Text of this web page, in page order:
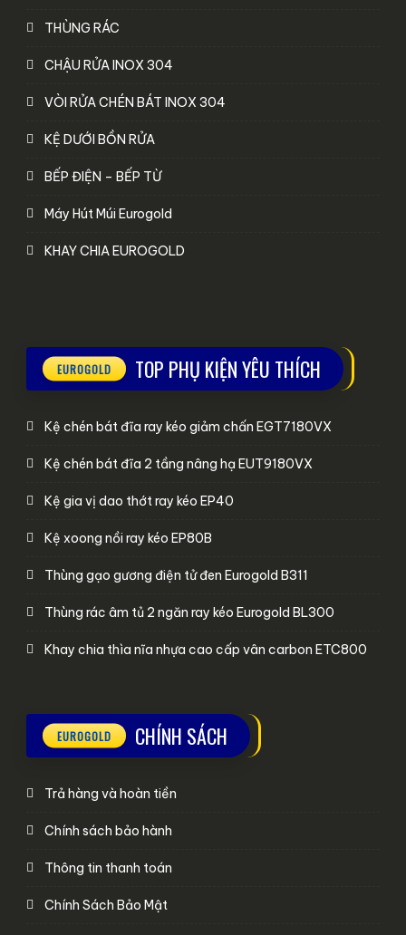
THÙNG RÁC
CHẬU RỬA INOX 304
VÒI RỬA CHÉN BÁT INOX 304
KỆ DƯỚI BỒN RỬA
BẾP ĐIỆN – BẾP TỪ
Máy Hút Múi Eurogold
KHAY CHIA EUROGOLD
TOP PHỤ KIỆN YÊU THÍCH
Kệ chén bát đĩa ray kéo giảm chấn EGT7180VX
Kệ chén bát đĩa 2 tầng nâng hạ EUT9180VX
Kệ gia vị dao thớt ray kéo EP40
Kệ xoong nồi ray kéo EP80B
Thùng gạo gương điện tử đen Eurogold B311
Thùng rác âm tủ 2 ngăn ray kéo Eurogold BL300
Khay chia thìa nĩa nhựa cao cấp vân carbon ETC800
CHÍNH SÁCH
Trả hàng và hoàn tiền
Chính sách bảo hành
Thông tin thanh toán
Chính Sách Bảo Mật